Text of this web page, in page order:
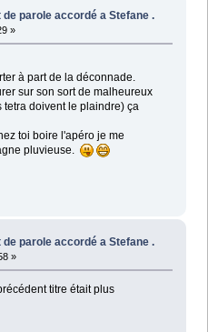
de parole accordé a Stefane .
»
à part de la déconnade.
sur son sort de malheureux
doivent le plaindre) ça
toi boire l'apéro je me
pluvieuse.
de parole accordé a Stefane .
»
titre était plus